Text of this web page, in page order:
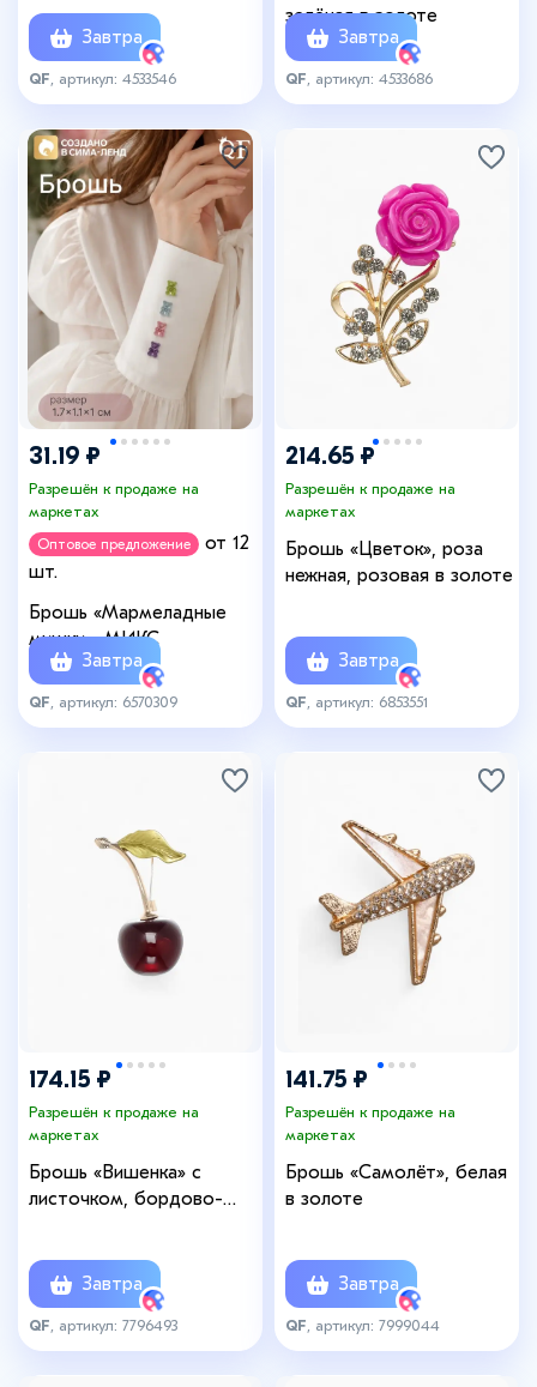
Завтра
QF , артикул: 4533546
зелёная в золоте
Завтра
QF , артикул: 4533686
31.19 ₽
Разрешён к продаже на
маркетах
Оптовое предложение
от 12
шт.
Брошь «Мармеладные
мишки», МИКС
Завтра
QF , артикул: 6570309
214.65 ₽
Разрешён к продаже на
маркетах
Брошь «Цветок», роза
нежная, розовая в золоте
Завтра
QF , артикул: 6853551
174.15 ₽
Разрешён к продаже на
маркетах
Брошь «Вишенка» с
листочком, бордово-
Завтра
QF , артикул: 7796493
141.75 ₽
Разрешён к продаже на
маркетах
Брошь «Самолёт», белая
в золоте
Завтра
QF , артикул: 7999044